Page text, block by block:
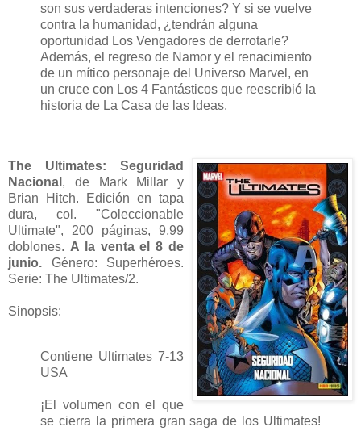
son sus verdaderas intenciones? Y si se vuelve
contra la humanidad, ¿tendrán alguna
oportunidad Los Vengadores de derrotarle?
Además, el regreso de Namor y el renacimiento
de un mítico personaje del Universo Marvel, en
un cruce con Los 4 Fantásticos que reescribió la
historia de La Casa de las Ideas.
The Ultimates: Seguridad
Nacional , de Mark Millar y
Brian Hitch. Edición en tapa
dura, col. "Coleccionable
Ultimate", 200 páginas, 9,99
doblones. A la venta el 8 de
junio. Género: Superhéroes.
Serie: The Ultimates/2.
Sinopsis:
Contiene Ultimates 7-13
USA
¡El volumen con el que
se cierra la primera gran saga de los Ultimates!